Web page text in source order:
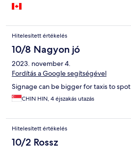
Hitelesített értékelés
10/8 Nagyon jó
2023. november 4.
Fordítás a Google segítségével
Signage can be bigger for taxis to spot
CHIN HIN, 4 éjszakás utazás
Hitelesített értékelés
10/2 Rossz